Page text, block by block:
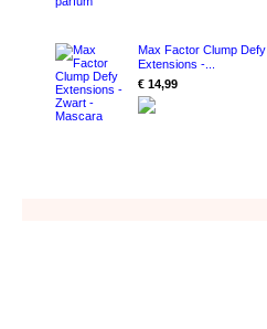
Max Factor Clump Defy
Extensions -...
€ 14,99